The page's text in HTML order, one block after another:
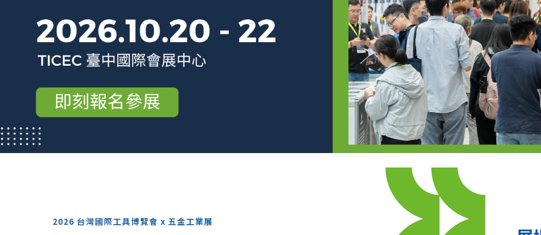
2026 台灣國際工具博覽會 x 五金工業展